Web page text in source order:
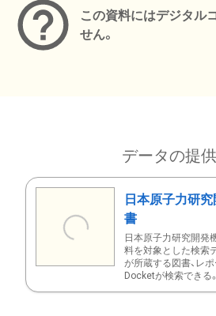
この資料にはデジタル
せん。
データの提
日本原子力研
書
日本原子力研究開発
料を対象とした検索
が所蔵する図書、レポ
Docketが検索できる。